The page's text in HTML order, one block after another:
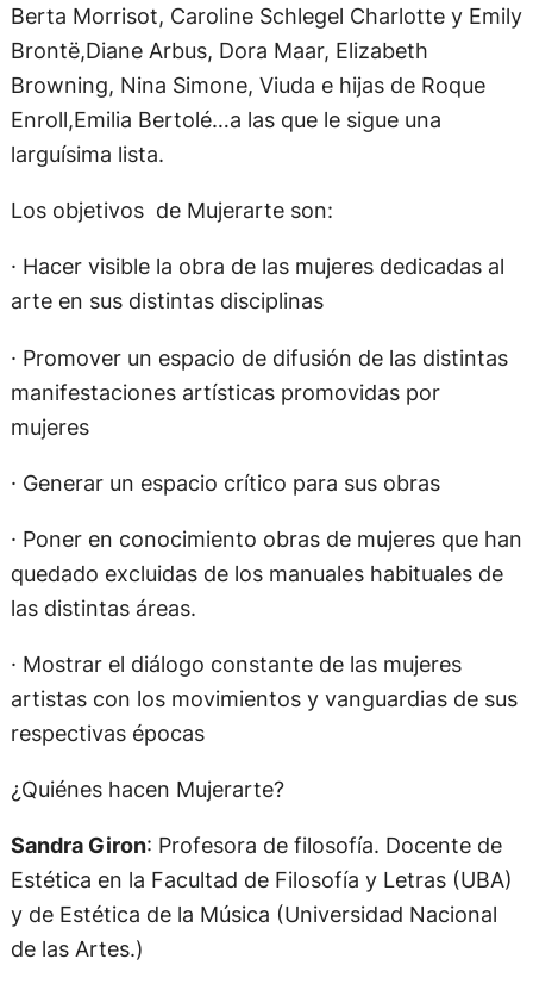
Berta Morrisot, Caroline Schlegel Charlotte y Emily
Brontë,Diane Arbus, Dora Maar, Elizabeth
Browning, Nina Simone, Viuda e hijas de Roque
Enroll,Emilia Bertolé…a las que le sigue una
larguísima lista.
Los objetivos de Mujerarte son:
· Hacer visible la obra de las mujeres dedicadas al
arte en sus distintas disciplinas
· Promover un espacio de difusión de las distintas
manifestaciones artísticas promovidas por
mujeres
· Generar un espacio crítico para sus obras
· Poner en conocimiento obras de mujeres que han
quedado excluidas de los manuales habituales de
las distintas áreas.
· Mostrar el diálogo constante de las mujeres
artistas con los movimientos y vanguardias de sus
respectivas épocas
¿Quiénes hacen Mujerarte?
Sandra Giron: Profesora de filosofía. Docente de
Estética en la Facultad de Filosofía y Letras (UBA)
y de Estética de la Música (Universidad Nacional
de las Artes.)